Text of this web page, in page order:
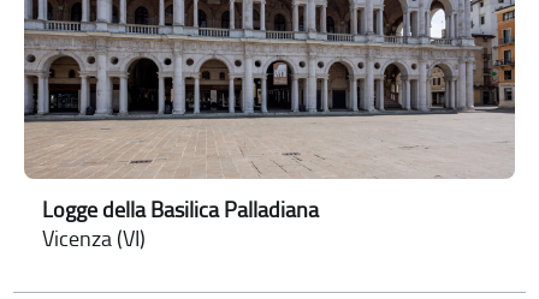
Logge della Basilica Palladiana
Vicenza (VI)